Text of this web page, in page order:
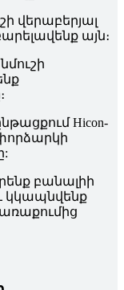
վերաբերյալ
այն։
Hicon-
բանալիի
կկապնվենք